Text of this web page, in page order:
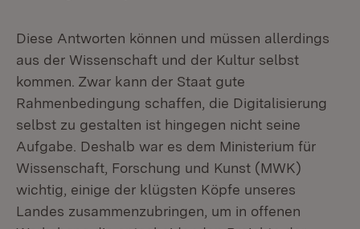
Diese Antworten können und müssen allerdings
aus der Wissenschaft und der Kultur selbst
kommen. Zwar kann der Staat gute
Rahmenbedingung schaffen, die Digitalisierung
selbst zu gestalten ist hingegen nicht seine
Aufgabe. Deshalb war es dem Ministerium für
Wissenschaft, Forschung und Kunst (MWK)
wichtig, einige der klügsten Köpfe unseres
Landes zusammenzubringen, um in offenen